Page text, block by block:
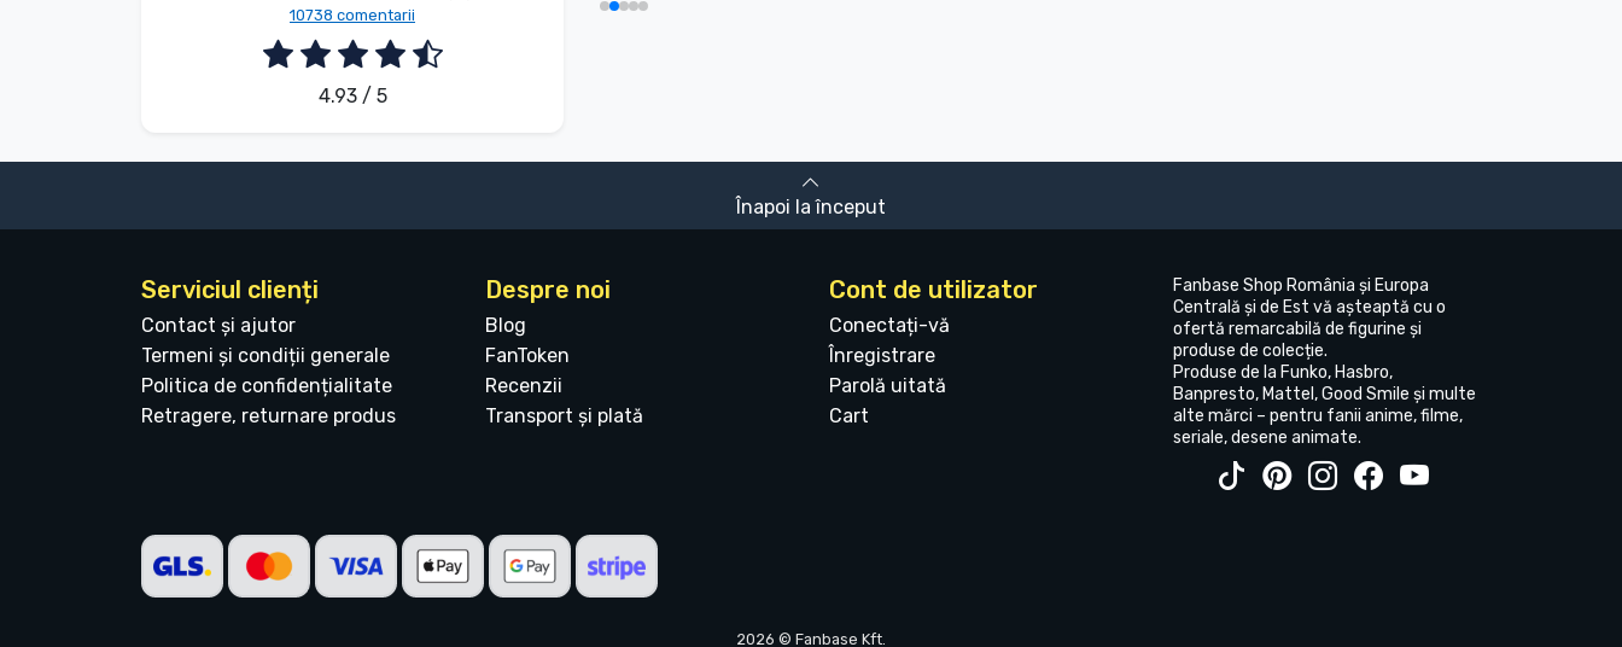
10738 comentarii
4.93 / 5
Înapoi la început
Serviciul clienți
Contact și ajutor
Termeni și condiții generale
Politica de confidențialitate
Retragere, returnare produs
Despre noi
Blog
FanToken
Recenzii
Transport și plată
Cont de utilizator
Conectați-vă
Înregistrare
Parolă uitată
Cart
Fanbase Shop România și Europa
Centrală și de Est vă așteaptă cu o
ofertă remarcabilă de figurine și
produse de colecție.
Produse de la Funko, Hasbro,
Banpresto, Mattel, Good Smile și multe
alte mărci – pentru fanii anime, filme,
seriale, desene animate.
2026 © Fanbase Kft.